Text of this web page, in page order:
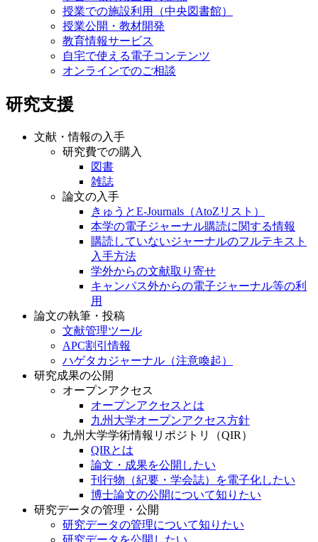
基幹教育支援
学習・教育用図書の整備
授業での施設利用（中央図書館）
授業公開・教材開発
教育情報サービス
オンラインでのご相談
研究支援
文献・情報の入手
研究費での購入
図書
雑誌
論文の入手
きゅうとE-Journals（AtoZリスト）
本学の電子ジャーナル購読に関する情報
購読していないジャーナルのフルテキスト
入手方法
学外からの文献取り寄せ
キャンパス外からの電子ジャーナル等の利
用
論文の執筆・投稿
文献管理ツール
APC割引情報
ハゲタカジャーナル（注意喚起）
研究成果の公開
オープンアクセス
オープンアクセスとは
九州大学オープンアクセス方針
九州大学学術情報リポジトリ（QIR）
QIRとは
論文・成果を公開したい
刊行物（紀要・学会誌）を電子化したい
博士論文の公開について知りたい
研究データの管理・公開